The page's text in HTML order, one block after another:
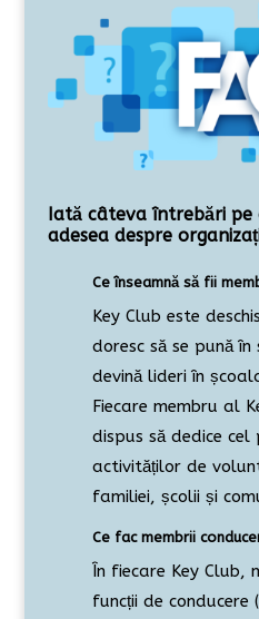
Iată câteva întrebări pe
adesea despre
Ce înseamnă să fii
Key Club este
doresc să se pună
devină lideri în
Fiecare membru al
dispus să dedice
activităților de
familiei, școlii și
Ce fac membrii
În fiecare Key Club,
funcții de conducere